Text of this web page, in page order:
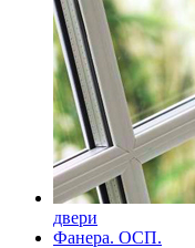
двери
Фанера. ОСП.